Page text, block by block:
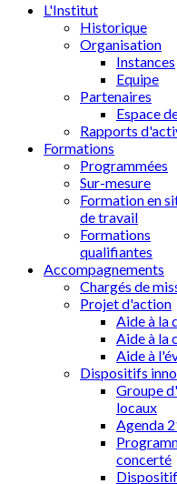
L'Institut
Historique
Organisation
Instances
Equipe
Partenaires
Espace
Rapports
Formations
Programmées
Sur-mesure
Formation en
de travail
Formations
qualifiantes
Accompagnements
Chargés de
Projet d'action
Aide à la
Aide à la
Aide à
Dispositifs
Groupe
locaux
Agenda
concerté